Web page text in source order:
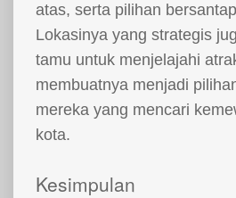
atas, serta pilihan
Lokasinya yang strategis
tamu untuk menjelajahi
membuatnya menjadi
mereka yang mencari
kota.
Kesimpulan